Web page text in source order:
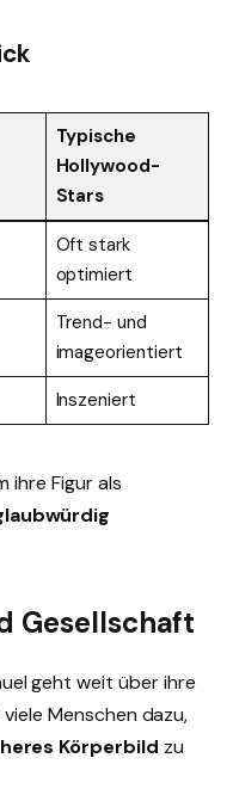
Typische
Hollywood-
Stars
Oft stark
optimiert
Trend- und
imageorientiert
Inszeniert
ihre Figur als
Gesellschaft
geht weit über ihre
Menschen dazu,
Körperbild zu